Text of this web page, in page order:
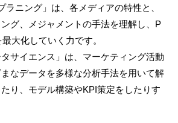
ラニング」は、各メディアの特性と、
グ、メジャメントの手法を理解し、P
大化していく力です。
サイエンス」は、マーケティング活動
なデータを多様な分析手法を用いて解
り、モデル構築やKPI策定をしたりす